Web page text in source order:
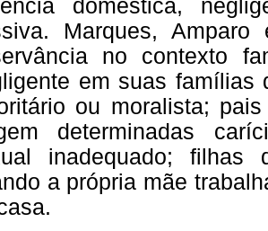
doméstica,
Marques,
no contexto
em suas famílias
ou moralista;
determinadas
inadequado; filhas
a própria mãe